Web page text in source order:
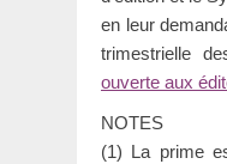
en leur
trimestrielle
ouverte aux
NOTES
(1) La prime